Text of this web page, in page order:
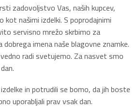
zadovoljstvo Vas, naših kupcev,
kot našimi izdelki. S poprodajnimi
servisno mrežo skrbimo za
imena naše blagovne znamke.
radi svetujemo. Za nasvet smo
in potrudili se bomo, da jih boste
uporabljali prav vsak dan.